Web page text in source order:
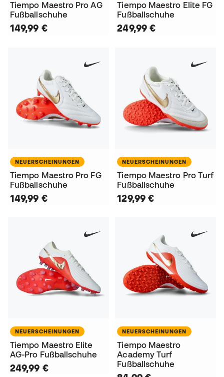
Tiempo Maestro Pro AG
Fußballschuhe
149,99 €
Tiempo Maestro Elite FG
Fußballschuhe
249,99 €
NEUERSCHEINUNGEN
Tiempo Maestro Pro FG
Fußballschuhe
149,99 €
NEUERSCHEINUNGEN
Tiempo Maestro Pro Turf
Fußballschuhe
129,99 €
NEUERSCHEINUNGEN
Tiempo Maestro Elite
AG-Pro Fußballschuhe
249,99 €
NEUERSCHEINUNGEN
Tiempo Maestro
Academy Turf
Fußballschuhe